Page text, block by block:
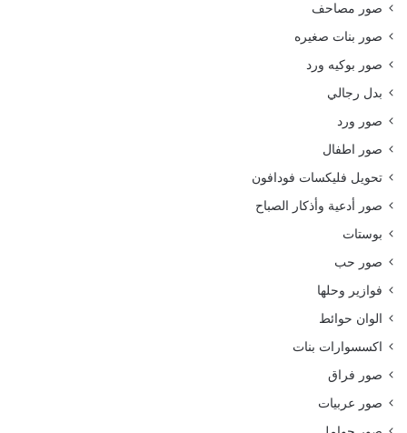
صور مصاحف
صور بنات صغيره
صور بوكيه ورد
بدل رجالي
صور ورد
صور اطفال
تحويل فليكسات فودافون
صور أدعية وأذكار الصباح
بوستات
صور حب
فوازير وحلها
الوان حوائط
اكسسوارات بنات
صور فراق
صور عربيات